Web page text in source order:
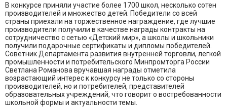
В конкурсе приняли участие более 1700 школ, несколько сотен
производителей и множество детей. Победители со всей
страны приехали на торжественное награждение, где лучшие
производители получили в качестве награды контракты на
сотрудничество с сетью «Детский мир», а школы и школьники
получили подарочные сертификаты и дипломы победителей.
Советник Департамента развития внутренней торговли, легкой
промышленности и потребительского Минпромторга России
Светлана Романова вручавшая награды отметила
возрастающий интерес к конкурсу не только со стороны
производителей, но и потребителей, представителей
образовательных учреждений, что говорит о востребованности
школьной формы и актуальности темы.